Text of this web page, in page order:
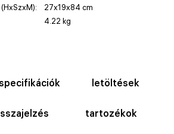
27x19x84 cm
4.22 kg
specifikációk letöltések
tartozékok